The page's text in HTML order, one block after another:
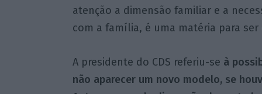
atenção a dimensão familiar e a
com a família, é uma matéria para
A presidente do CDS referiu-se à
não aparecer um novo modelo, se